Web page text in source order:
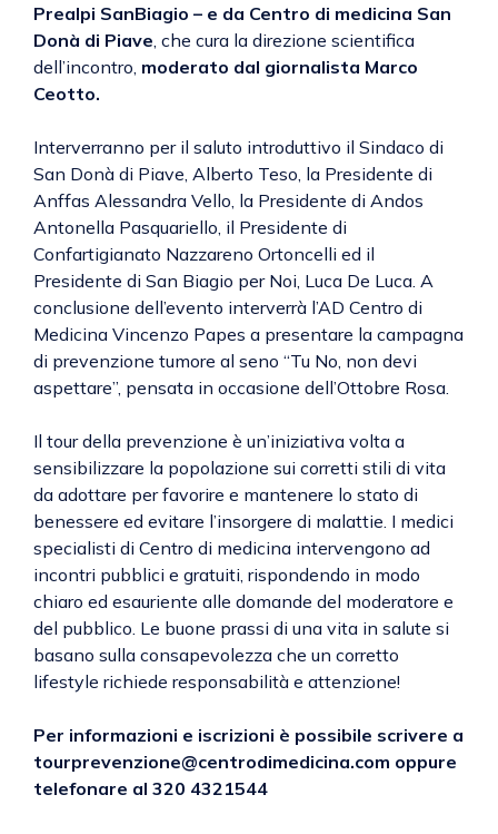
Prealpi SanBiagio – e da Centro di medicina San
Donà di Piave, che cura la direzione scientifica
dell’incontro, moderato dal giornalista Marco
Ceotto.
Interverranno per il saluto introduttivo il Sindaco di
San Donà di Piave, Alberto Teso, la Presidente di
Anffas Alessandra Vello, la Presidente di Andos
Antonella Pasquariello, il Presidente di
Confartigianato Nazzareno Ortoncelli ed il
Presidente di San Biagio per Noi, Luca De Luca. A
conclusione dell’evento interverrà l’AD Centro di
Medicina Vincenzo Papes a presentare la campagna
di prevenzione tumore al seno “Tu No, non devi
aspettare”, pensata in occasione dell’Ottobre Rosa.
Il tour della prevenzione è un’iniziativa volta a
sensibilizzare la popolazione sui corretti stili di vita
da adottare per favorire e mantenere lo stato di
benessere ed evitare l’insorgere di malattie. I medici
specialisti di Centro di medicina intervengono ad
incontri pubblici e gratuiti, rispondendo in modo
chiaro ed esauriente alle domande del moderatore e
del pubblico. Le buone prassi di una vita in salute si
basano sulla consapevolezza che un corretto
lifestyle richiede responsabilità e attenzione!
Per informazioni e iscrizioni è possibile scrivere a
tourprevenzione@centrodimedicina.com oppure
telefonare al 320 4321544